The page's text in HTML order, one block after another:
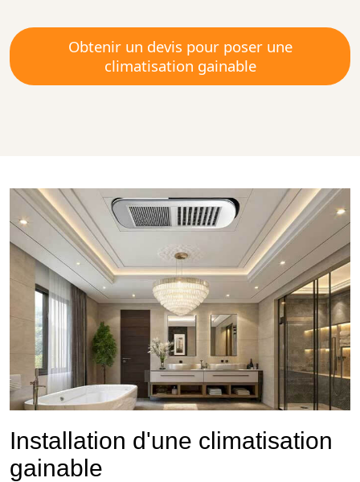
Obtenir un devis pour poser une
climatisation gainable
Installation d'une climatisation
gainable